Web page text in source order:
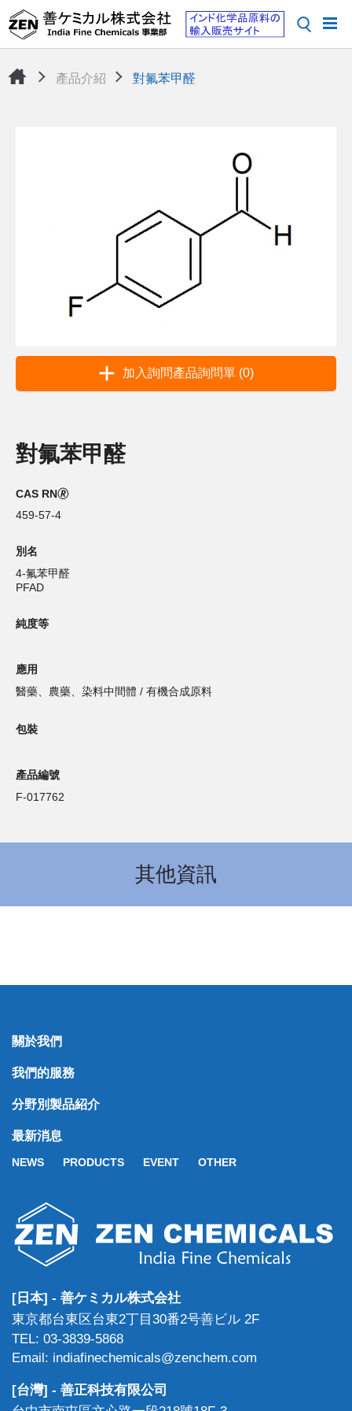
產品介紹 對氟苯甲醛
加入詢問產品詢問單 (0)
對氟苯甲醛
CAS RN🄬
459-57-4
別名
4-氟苯甲醛
PFAD
純度等
應用
醫藥、農藥、染料中間體 / 有機合成原料
包裝
產品編號
F-017762
其他資訊
關於我們
我們的服務
分野別製品紹介
最新消息
NEWS PRODUCTS EVENT OTHER
[日本] - 善ケミカル株式会社
東京都台東区台東2丁目30番2号善ビル 2F
TEL: 03-3839-5868
Email: indiafinechemicals@zenchem.com
[台灣] - 善正科技有限公司